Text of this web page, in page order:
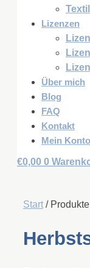
Lizenzen
Über mich
Blog
FAQ
Kontakt
Mein Konto
€0,00 0
Start /